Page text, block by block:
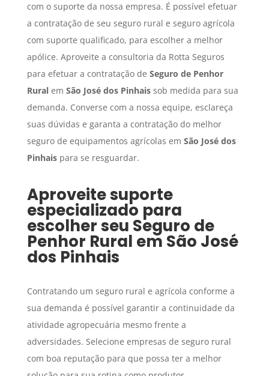
com o suporte da nossa empresa. É possível efetuar
a contratação de seu seguro rural e seguro agrícola
com suporte qualificado, para escolher a melhor
apólice. Aproveite a consultoria da Rotta Seguros
para efetuar a contratação de Seguro de Penhor
Ruralem São José dos Pinhaissob medida para sua
demanda. Converse com a nossa equipe, esclareça
suas dúvidas e garanta a contratação do melhor
seguro de equipamentos agrícolas em São José dos
Pinhaispara se resguardar.
Aproveite suporte
especializado para
escolher seu Seguro de
Penhor Rural em São José
dos Pinhais
Contratando um seguro rural e agrícola conforme a
sua demanda é possível garantir a continuidade da
atividade agropecuária mesmo frente a
adversidades. Selecione empresas de seguro rural
com boa reputação para que possa ter a melhor